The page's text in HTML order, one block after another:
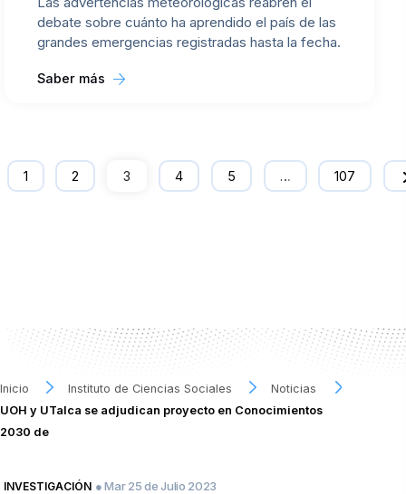
debate sobre cuánto ha aprendido el país de las
grandes emergencias registradas hasta la fecha.
Saber más
1 2 3 4 5 … 107
Inicio Instituto de Ciencias Sociales
Noticias
UOH y UTalca se adjudican proyecto en Conocimientos
2030 de
INVESTIGACIÓN ● Mar 25 de Julio 2023